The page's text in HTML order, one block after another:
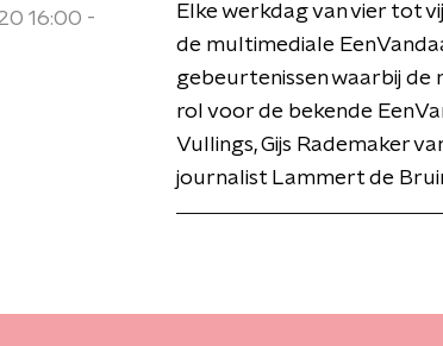
16:00 -
Elke werkdag van vier tot
de multimediale
gebeurtenissen waarbij de
rol voor de bekende
Vullings, Gijs Rademaker
journalist Lammert de